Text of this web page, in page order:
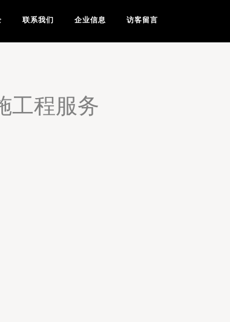
联系我们 企业信息 访客留言
工程服务